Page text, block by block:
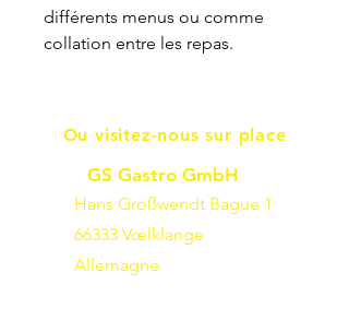
différents menus ou comme
collation entre les repas.
Ou visitez-nous sur place
GS Gastro GmbH
Hans Großwendt Bague 1
66333 Vœlklange
Allemagne